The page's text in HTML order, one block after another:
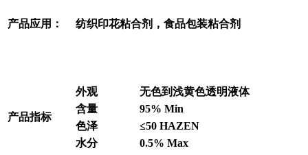
产品应用： 纺织印花粘合剂，食品包装粘合剂
产品指标
外观
无色到浅黄色透明液体
含量
95% Min
色泽
≤50 HAZEN
水分
0.5% Max